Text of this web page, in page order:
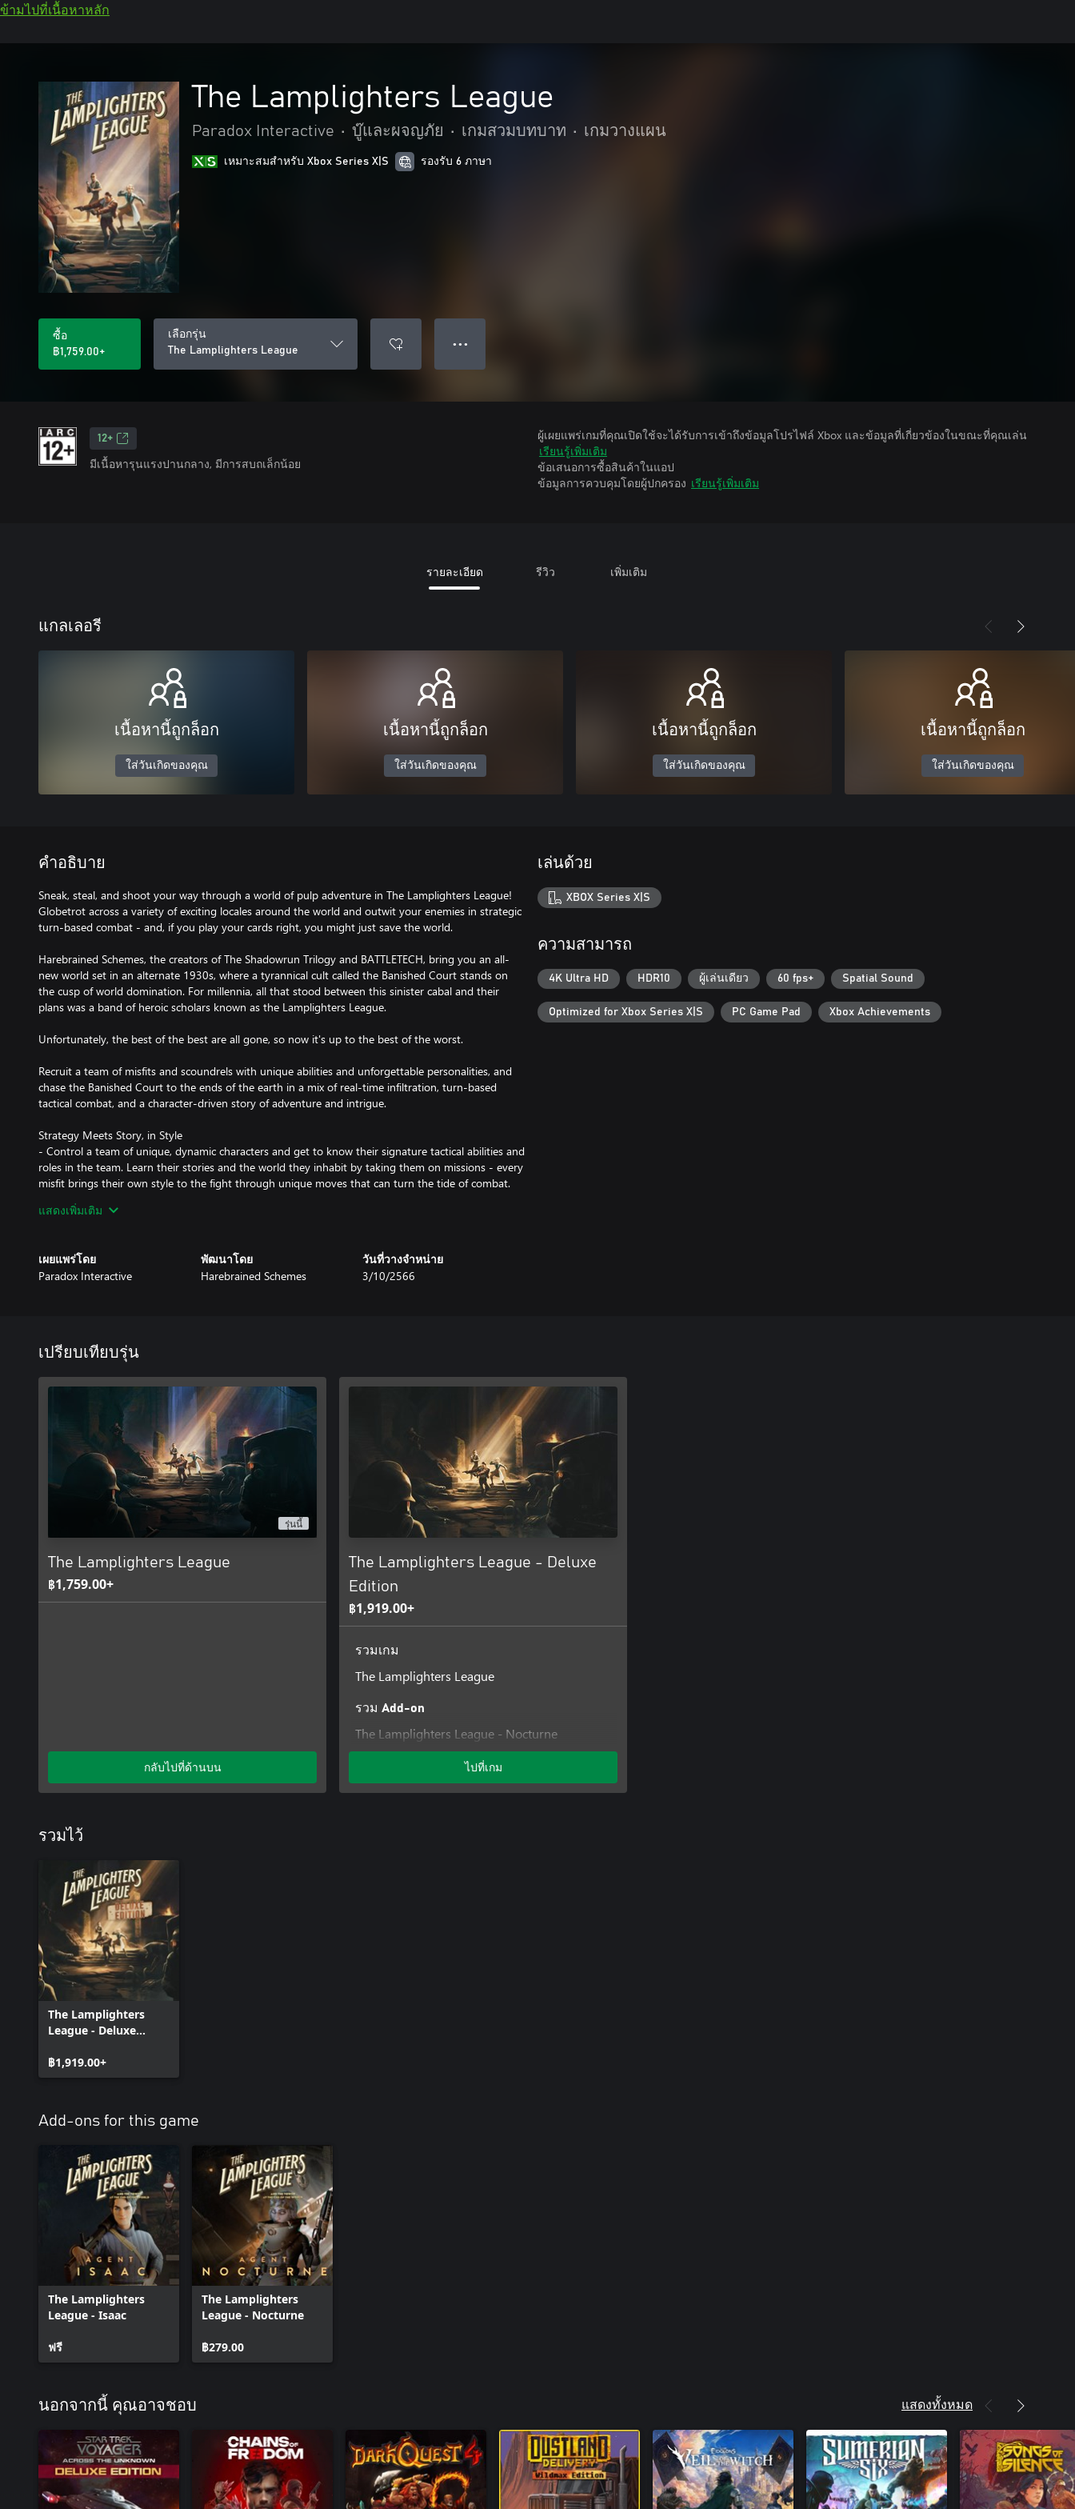
ข้ามไปที่เนื้อหาหลัก
The Lamplighters League
Paradox Interactive • บู๊และผจญภัย • เกมสวมบทบาท • เกมวางแผน
เหมาะสมสําหรับ Xbox Series X|S รองรับ 6 ภาษา
ซื้อ
฿1,759.00+
เลือกรุ่น
The Lamplighters League
● ● ●
12+
มีเนื้อหารุนแรงปานกลาง, มีการสบถเล็กน้อย
ผู้เผยแพร่เกมที่คุณเปิดใช้จะได้รับการเข้าถึงข้อมูลโปรไฟล์ Xbox และข้อมูลที่เกี่ยวข้องในขณะที่คุณเล่น
เรียนรู้เพิ่มเติม
ข้อเสนอการซื้อสินค้าในแอป
ข้อมูลการควบคุมโดยผู้ปกครอง เรียนรู้เพิ่มเติม
รายละเอียด รีวิว เพิ่มเติม
แกลเลอรี
เนื้อหานี้ถูกล็อก
ใส่วันเกิดของคุณ
เนื้อหานี้ถูกล็อก
ใส่วันเกิดของคุณ
เนื้อหานี้ถูกล็อก
ใส่วันเกิดของคุณ
เนื้อหานี้ถูกล็อก
ใส่วันเกิดของคุณ
คำอธิบาย
Sneak, steal, and shoot your way through a world of pulp adventure in The Lamplighters League!
Globetrot across a variety of exciting locales around the world and outwit your enemies in strategic
turn-based combat - and, if you play your cards right, you might just save the world.
Harebrained Schemes, the creators of The Shadowrun Trilogy and BATTLETECH, bring you an all-
new world set in an alternate 1930s, where a tyrannical cult called the Banished Court stands on
the cusp of world domination. For millennia, all that stood between this sinister cabal and their
plans was a band of heroic scholars known as the Lamplighters League.
Unfortunately, the best of the best are all gone, so now it's up to the best of the worst.
Recruit a team of misfits and scoundrels with unique abilities and unforgettable personalities, and
chase the Banished Court to the ends of the earth in a mix of real-time infiltration, turn-based
tactical combat, and a character-driven story of adventure and intrigue.
Strategy Meets Story, in Style
- Control a team of unique, dynamic characters and get to know their signature tactical abilities and
roles in the team. Learn their stories and the world they inhabit by taking them on missions - every
misfit brings their own style to the fight through unique moves that can turn the tide of combat.
enemies in real-time infiltration gameplay, pick off the stragglers quickly and quietly, and position
combat. Add advanced abilities, gear, and augmentations to your agents to keep pace with the
growing threat of the Banished Court!
deserts to jungles both urban and wild. Manage your choices at a global level and try to prevent
your enemy from advancing their twisted schemes!
- Recruit new allies from the best of the worst: scour the globe for outlaws and outcasts and bring
them onto your side before the Banished Court catches them first!
- Every mission earns your team new resources and grows their abilities - but be careful, stress and
injury can take their toll!
Can you prevent the Banished Court from reshaping the world to their twisted will? Find out in…
The Lamplighters League and the Tower at the End of the World!
แสดงเพิ่มเติม
เผยแพร่โดย
Paradox Interactive
พัฒนาโดย
Harebrained Schemes
วันที่วางจำหน่าย
3/10/2566
เล่นด้วย
XBOX Series X|S
ความสามารถ
4K Ultra HD HDR10 ผู้เล่นเดียว 60 fps+ Spatial Sound
Optimized for Xbox Series X|S PC Game Pad Xbox Achievements
เปรียบเทียบรุ่น
รุ่นนี้
The Lamplighters League
฿1,759.00+
กลับไปที่ด้านบน
The Lamplighters League - Deluxe
Edition
฿1,919.00+
รวมเกม
The Lamplighters League
รวม Add-on
The Lamplighters League - Nocturne
The Lamplighters League - Isaac
ไปที่เกม
รวมไว้
The Lamplighters
League - Deluxe
฿1,919.00+
Add-ons for this game
The Lamplighters
League - Isaac
ฟรี
The Lamplighters
League - Nocturne
฿279.00
นอกจากนี้ คุณอาจชอบ แสดงทั้งหมด